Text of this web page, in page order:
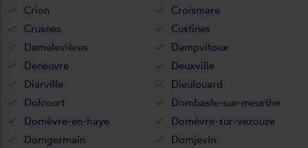
Crion
Croismare
Crusnes
Custines
Damelevières
Dampvitoux
Deneuvre
Deuxville
Diarville
Dieulouard
Dolcourt
Dombasle-sur-meurthe
Domèvre-en-haye
Domèvre-sur-vezouze
Domgermain
Domjevin